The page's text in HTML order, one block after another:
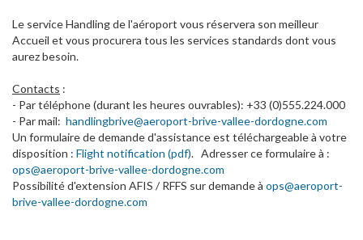
Le service Handling de l'aéroport vous réservera son meilleur
Accueil et vous procurera tous les services standards dont vous
aurez besoin.
Contacts :
- Par téléphone (durant les heures ouvrables): +33 (0)555.224.000
- Par mail: handlingbrive@aeroport-brive-vallee-dordogne.com
Un formulaire de demande d'assistance est téléchargeable à votre
disposition : Flight notification (pdf). Adresser ce formulaire à :
ops@aeroport-brive-vallee-dordogne.com
Possibilité d'extension AFIS / RFFS sur demande à ops@aeroport-
brive-vallee-dordogne.com